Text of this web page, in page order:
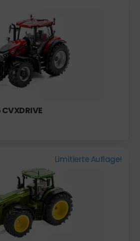
CVXDRIVE
Limitierte Auflage!